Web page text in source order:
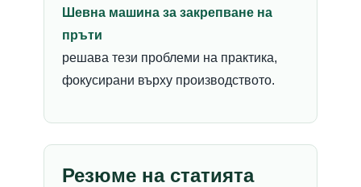
Шевна машина за закрепване на
пръти
решава тези проблеми на практика,
фокусирани върху производството.
Резюме на статията